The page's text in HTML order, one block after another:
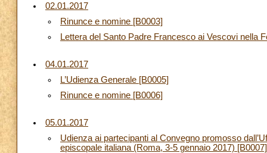
02.01.2017
Rinunce e nomine [B0003]
Lettera del Santo Padre Francesco ai Vescovi nella
04.01.2017
L’Udienza Generale [B0005]
Rinunce e nomine [B0006]
05.01.2017
Udienza ai partecipanti al Convegno promosso
episcopale italiana (Roma, 3-5 gennaio 2017) [B0007]